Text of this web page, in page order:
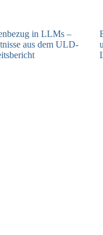
in LLMs –
aus dem ULD-